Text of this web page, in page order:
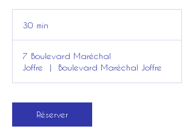
30 min
i
n
7 Boulevard Maréchal
Joffre
| Boulevard Maréchal Joffre
Réserver